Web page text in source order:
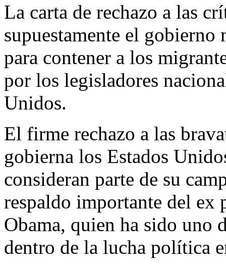
La carta de rechazo a las
supuestamente el
para contener a los
por los legisladores
Unidos.
El firme rechazo a las
gobierna los Estados
consideran parte de su
respaldo importante del ex
Obama, quien ha sido uno
dentro de la lucha política